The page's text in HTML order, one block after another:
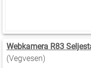
Webkamera R83
(Vegvesen)